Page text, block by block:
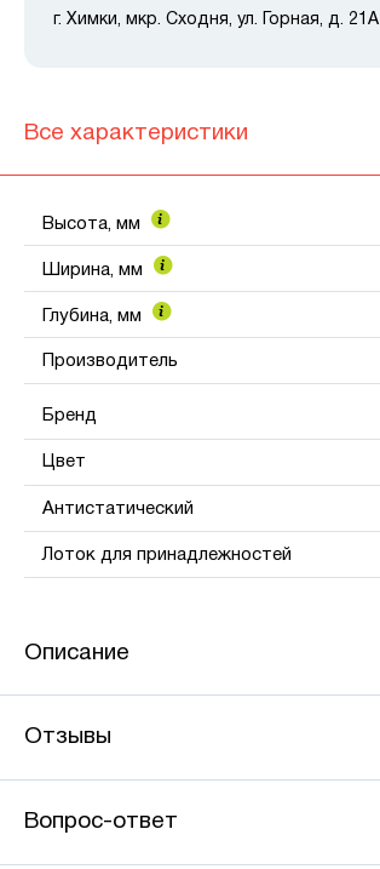
г. Химки, мкр. Сходня, ул. Горная, д. 21А
Все характеристики
Высота, мм
Ширина, мм
Глубина, мм
Производитель
Бренд
Цвет
Антистатический
Лоток для принадлежностей
Описание
Отзывы
Вопрос-ответ